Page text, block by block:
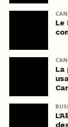
Le
La